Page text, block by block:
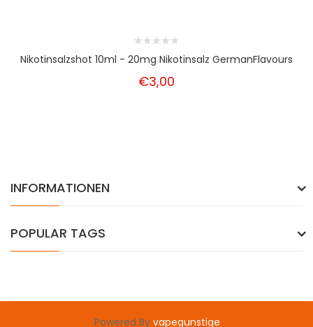
Nikotinsalzshot 10ml - 20mg Nikotinsalz GermanFlavours
€3,00
INFORMATIONEN
POPULAR TAGS
Powered By vapegunstige